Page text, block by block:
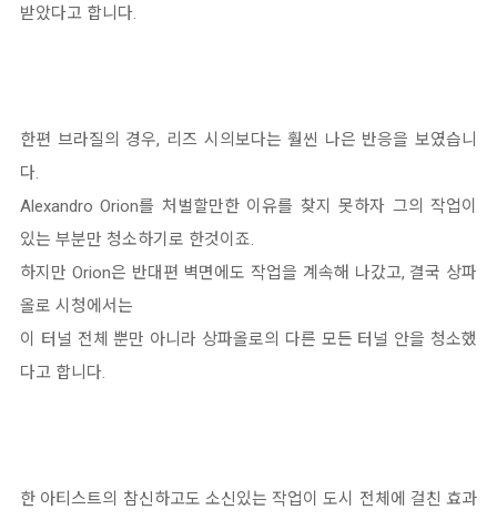
받았다고 합니다.
한편 브라질의 경우, 리즈 시의보다는 훨씬 나은 반응을 보였습니
다.
Alexandro Orion를 처벌할만한 이유를 찾지 못하자 그의 작업이
있는 부분만 청소하기로 한것이죠.
하지만 Orion은 반대편 벽면에도 작업을 계속해 나갔고, 결국 상파
올로 시청에서는
이 터널 전체 뿐만 아니라 상파올로의 다른 모든 터널 안을 청소했
다고 합니다.
한 아티스트의 참신하고도 소신있는 작업이 도시 전체에 걸친 효과